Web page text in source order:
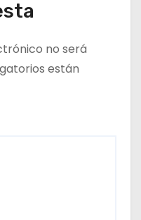
no será
están